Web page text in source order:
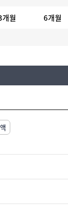
개월 6개월